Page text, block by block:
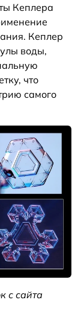
Кеплера
Кеплер
воды,
что
самого
с сайта